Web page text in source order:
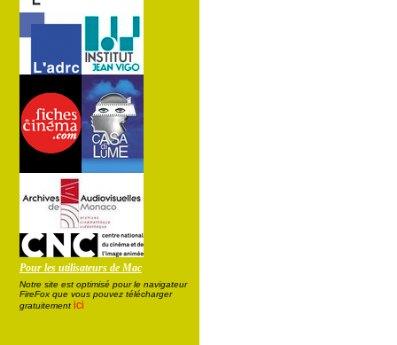
Pour les utilisateurs de Mac
Notre site est optimisé pour le navigateur
FireFox que vous pouvez télécharger
gratuitement ici